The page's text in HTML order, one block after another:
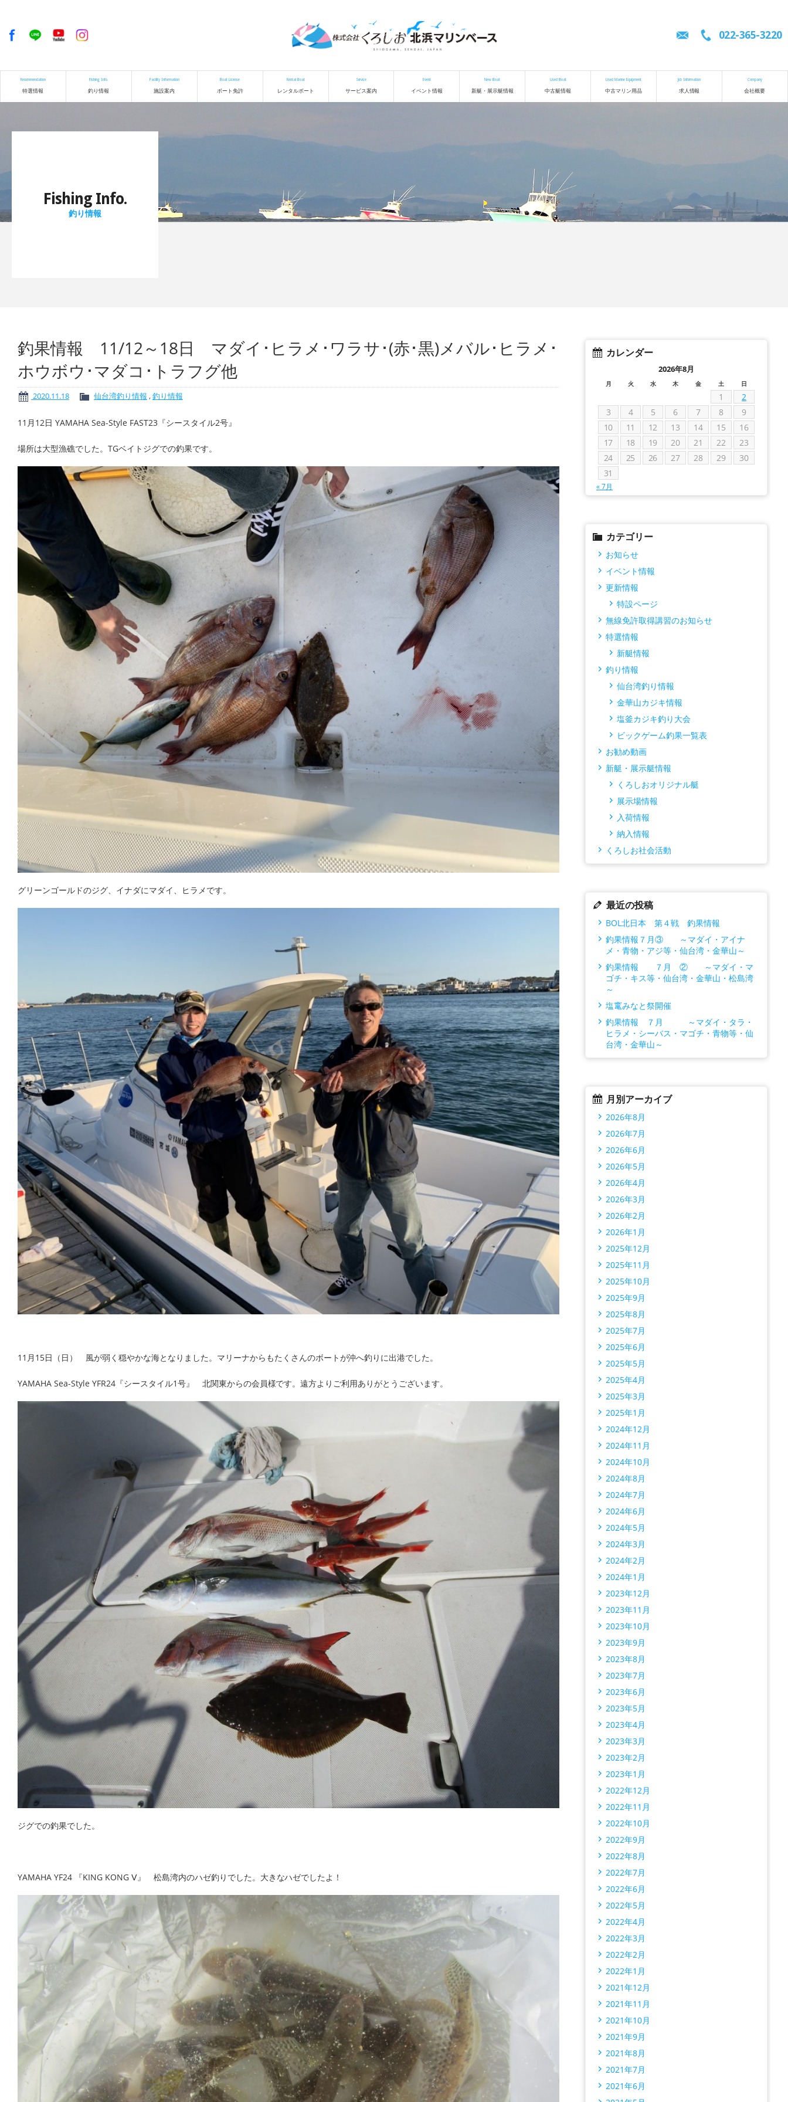
022-365-3220
Recommendation
特選情報
Fishing Info.
釣り情報
Facility Information
施設案内
Boat License
ボート免許
Rental Boat
レンタルボート
Service
サービス案内
Event
イベント情報
New Boat
新艇・展示艇情報
Used Boat
中古艇情報
Used Marine Equipment
中古マリン用品
Job Information
求人情報
Company
会社概要
Fishing Info.
釣り情報
釣果情報 11/12～18日 マダイ･ヒラメ･ワラサ･(赤･黒)メバル･ヒラメ･
ホウボウ･マダコ･トラフグ他
2020.11.18 仙台湾釣り情報 ,釣り情報
11月12日 YAMAHA Sea-Style FAST23『シースタイル2号』
場所は大型漁礁でした。TGベイトジグでの釣果です。
グリーンゴールドのジグ、イナダにマダイ、ヒラメです。
11月15日（日） 風が弱く穏やかな海となりました。マリーナからもたくさんのボートが沖へ釣りに出港でした。
YAMAHA Sea-Style YFR24『シースタイル1号』 北関東からの会員様です。遠方よりご利用ありがとうございます。
ジグでの釣果でした。
YAMAHA YF24 『KING KONG Ⅴ』 松島湾内のハゼ釣りでした。大きなハゼでしたよ！
カレンダー
2026年8月
月 火 水 木 金 土 日
1
2
3
4 5 6 7 8
9
10
11 12 13 14 15
16
17
18 19 20 21 22
23
24
25 26 27 28 29
30
31
« 7月
カテゴリー
お知らせ
イベント情報
更新情報
特設ページ
無線免許取得講習のお知らせ
特選情報
新艇情報
釣り情報
仙台湾釣り情報
金華山カジキ情報
塩釜カジキ釣り大会
ビックゲーム釣果一覧表
お勧め動画
新艇・展示艇情報
くろしおオリジナル艇
展示場情報
入荷情報
納入情報
くろしお社会活動
最近の投稿
BOL北日本 第４戦 釣果情報
釣果情報７月③ ～マダイ・アイナ
メ・青物・アジ等・仙台湾・金華山～
釣果情報 ７月 ② ～マダイ・マ
ゴチ・キス等・仙台湾・金華山・松島湾
～
塩竃みなと祭開催
釣果情報 ７月 ～マダイ・タラ・
ヒラメ・シーバス・マゴチ・青物等・仙
台湾・金華山～
月別アーカイブ
2026年8月
2026年7月
2026年6月
2026年5月
2026年4月
2026年3月
2026年2月
2026年1月
2025年12月
2025年11月
2025年10月
2025年9月
2025年8月
2025年7月
2025年6月
2025年5月
2025年4月
2025年3月
2025年1月
2024年12月
2024年11月
2024年10月
2024年8月
2024年7月
2024年6月
2024年5月
2024年3月
2024年2月
2024年1月
2023年12月
2023年11月
2023年10月
2023年9月
2023年8月
2023年7月
2023年6月
2023年5月
2023年4月
2023年3月
2023年2月
2023年1月
2022年12月
2022年11月
2022年10月
2022年9月
2022年8月
2022年7月
2022年6月
2022年5月
2022年4月
2022年3月
2022年2月
2022年1月
2021年12月
2021年11月
2021年10月
2021年9月
2021年8月
2021年7月
2021年6月